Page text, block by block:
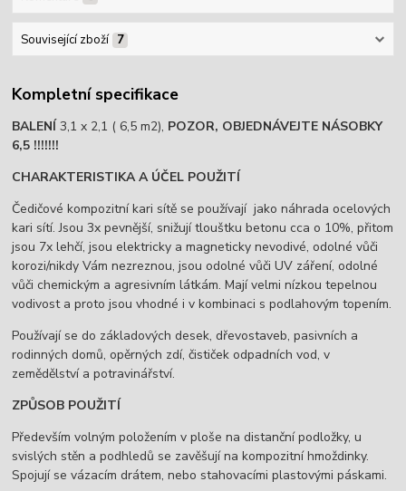
Související zboží 7
Kompletní specifikace
BALENÍ3,1 x 2,1 ( 6,5 m2), POZOR, OBJEDNÁVEJTE NÁSOBKY
6,5 !!!!!!!
CHARAKTERISTIKA A ÚČEL POUŽITÍ
Čedičové kompozitní kari sítě se používají jako náhrada ocelových
kari sítí. Jsou 3x pevnější, snižují tlouštku betonu cca o 10%, přitom
jsou 7x lehčí, jsou elektricky a magneticky nevodivé, odolné vůči
korozi/nikdy Vám nezreznou, jsou odolné vůči UV záření, odolné
vůči chemickým a agresivním látkám. Mají velmi nízkou tepelnou
vodivost a proto jsou vhodné i v kombinaci s podlahovým topením.
Používají se do základových desek, dřevostaveb, pasivních a
rodinných domů, opěrných zdí, čističek odpadních vod, v
zemědělství a potravinářství.
ZPŮSOB POUŽITÍ
Především volným položením v ploše na distanční podložky, u
svislých stěn a podhledů se zavěšují na kompozitní hmoždinky.
Spojují se vázacím drátem, nebo stahovacími plastovými páskami.